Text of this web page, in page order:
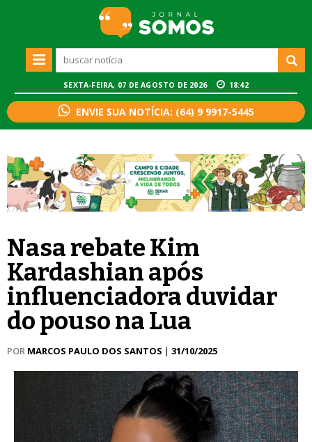
SEXTA-FEIRA, 07 DE AGOSTO DE 2026 18:42
ENVIE SUA NOTÍCIA: (64) 9 9917-5445
Nasa rebate Kim
Kardashian após
influenciadora duvidar
do pouso na Lua
POR MARCOS PAULO DOS SANTOS | 31/10/2025